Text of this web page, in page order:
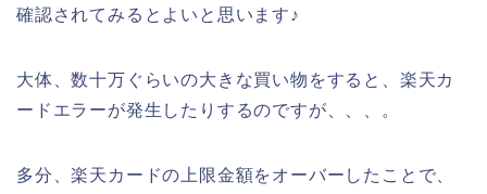
確認されてみるとよいと思います♪
大体、数十万ぐらいの大きな買い物をすると、楽天カ
ードエラーが発生したりするのですが、、、。
多分、楽天カードの上限金額をオーバーしたことで、